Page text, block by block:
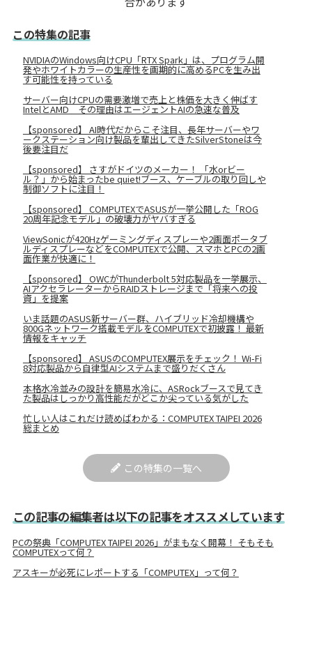
この特集の記事
NVIDIAのWindows向けCPU「RTX Spark」は、プログラム開
発やホワイトカラーの生産性を画期的に高めるPCを生み出
す可能性を持っている
サーバー向けCPUの需要激増で売上と株価を大きく伸ばす
IntelとAMD その理由はエージェントAIの急速な普及
【sponsored】 AI時代だからこそ注目、長年サーバーやワ
ークステーション向け製品を輩出してきたSilverStoneは今
後要注目だ
【sponsored】 さすがドイツのメーカー！ 「水orビー
ル？」から始まったbe quiet!ブース、ケーブルの取り回しや
制御ソフトに注目！
【sponsored】 COMPUTEXでASUSが一挙公開した「ROG
20周年記念モデル」の破壊力がヤバすぎる
ViewSonicが420Hzゲーミングディスプレーや2画面ポータブ
ルディスプレーなどをCOMPUTEXで公開、スマホとPCの2画
面作業が快適に！
【sponsored】 OWCがThunderbolt 5対応製品を一挙展示、
AIアクセラレーターからRAIDストレージまで「将来への投
資」を提案
いま話題のASUS新サーバー群、ハイブリッド冷却機構や
800Gネットワーク搭載モデルをCOMPUTEXで初披露！ 最新
情報をキャッチ
【sponsored】 ASUSのCOMPUTEX展示をチェック！ Wi-Fi
8対応製品から自律型AIシステムまで盛りだくさん
本格水冷並みの設計を簡易水冷に、ASRockブースで見てき
た製品はしっかり高性能だがどこか尖っている気がした
忙しい人はこれだけ読めばわかる：COMPUTEX TAIPEI 2026
総まとめ
この特集の一覧へ
この記事の編集者は以下の記事をオススメしています
PCの祭典「COMPUTEX TAIPEI 2026」がまもなく開幕！ そもそも
COMPUTEXって何？
アスキーが必死にレポートする「COMPUTEX」って何？